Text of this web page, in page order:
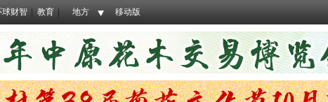
球财智 教育 地方 移动版